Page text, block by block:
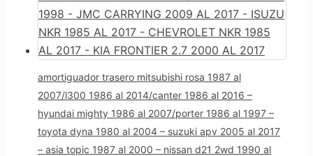
amortiguador trasero mitsubishi rosa 1987 al
2007/l300 1986 al 2014/canter 1986 al 2016 –
hyundai mighty 1986 al 2007/porter 1986 al 1997 –
toyota dyna 1980 al 2004 – suzuki apv 2005 al 2017
– asia topic 1987 al 2000 – nissan d21 2wd 1990 al